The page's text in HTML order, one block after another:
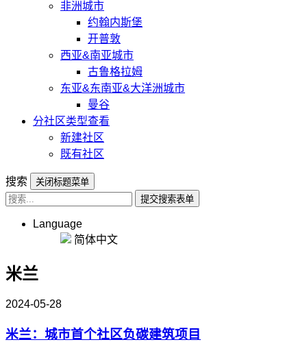
非洲城市
约翰内斯堡
开普敦
西亚&南亚城市
古鲁格拉姆
东亚&东南亚&大洋洲城市
曼谷
分社区类型查看
新建社区
既有社区
搜索
关闭标题菜单
提交搜索表单
Language
简体中文
米兰
2024-05-28
米兰：城市首个社区负碳建筑项目